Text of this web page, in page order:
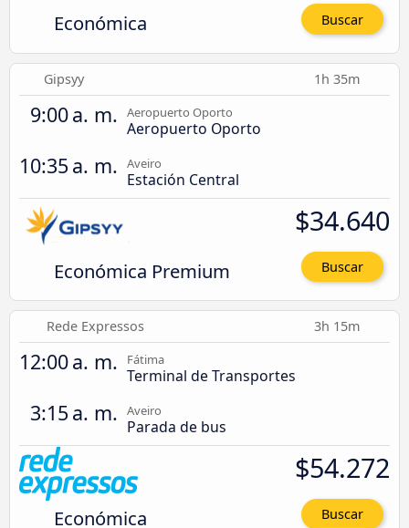
Económica Buscar
Gipsyy 1h 35m
9:00 a. m. Aeropuerto Oporto
Aeropuerto Oporto
10:35 a. m. Aveiro
Estación Central
Económica Premium
$34.640
Buscar
Rede Expressos 3h 15m
12:00 a. m. Fátima
Terminal de Transportes
3:15 a. m. Aveiro
Parada de bus
Económica
$54.272
Buscar